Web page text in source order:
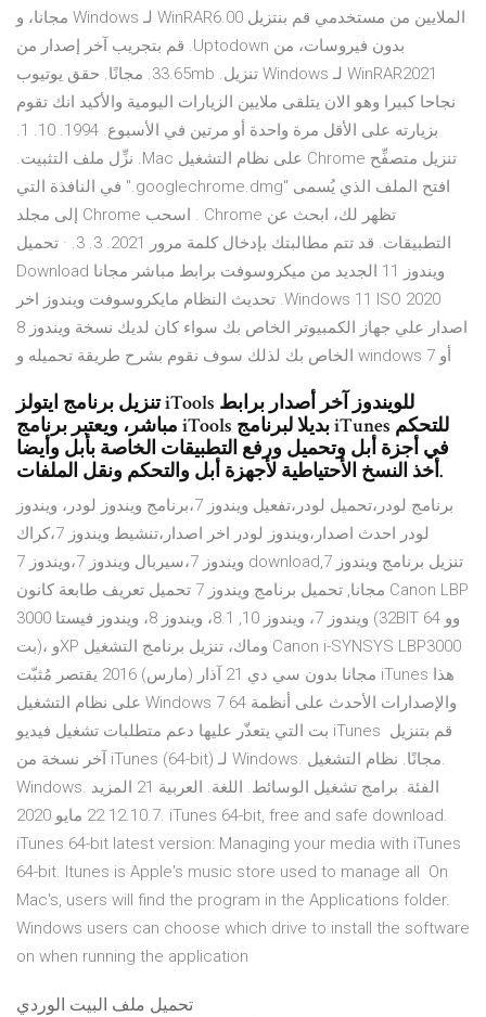
الملايين من مستخدمي ‫قم بنتزيل WinRAR6.00 لـ Windows مجانا، و
بدون فيروسات، من Uptodown. قم بتجريب آخر إصدار من
WinRAR2021 لـ Windows تنزيل. 33.65mb. مجانًا. حقق يوتيوب
نجاحا كبيرا وهو الان يتلقى ملايين الزيارات اليومية والأكيد انك تقوم
بزيارته على الأقل مرة واحدة أو مرتين في الأسبوع. 1994. 10. 1.
تنزيل متصفِّح Chrome على نظام التشغيل Mac. نزِّل ملف التثبيت.
افتح الملف الذي يُسمى "googlechrome.dmg." في النافذة التي
تظهر لك، ابحث عن Chrome . اسحب Chrome إلى مجلد
التطبيقات. قد تتم مطالبتك بإدخال كلمة مرور 2021. 3. 3. · تحميل
ويندوز 11 الجديد من ميكروسوفت برابط مباشر مجانا Download
Windows 11 ISO 2020. تحديث النظام مايكروسوفت ويندوز اخر
اصدار علي جهاز الكمبيوتر الخاص بك سواء كان لديك نسخة ويندوز 8
أو windows 7 الخاص بك لذلك سوف نقوم بشرح طريقة تحميله و
تنزيل برنامج ايتولز iTools للويندوز آخر أصدار برابط
مباشر، ويعتبر برنامج iTools بديلا لبرنامج iTunes للتحكم
في أجزة أبل وتحميل ورفع التطبيقات الخاصة بأبل وأيضا
أخذ النسخ الأحتياطية لأجهزة أبل والتحكم ونقل الملفات.
برنامج لودر،تحميل لودر،تفعيل ويندوز 7،برنامج ويندوز لودر، ويندوز
لودر احدث اصدار،ويندوز لودر اخر اصدار،تنشيط ويندوز 7،كراك
ويندوز 7،سيربال ويندوز 7،ويندوز 7 download,تنزيل برنامج ويندوز 7
مجانا, تحميل برنامج ويندوز 7 تحميل تعريف طابعة كانون Canon LBP
3000 ويندوز 7، ويندوز 10, 8.1، ويندوز 8، ويندوز فيستا (32BIT وو 64
بت)، وXP وماك، تنزيل برنامج التشغيل Canon i-SYNSYS LBP3000
مجانا بدون سي دي 21 آذار (مارس) 2016 يقتصر مُثبّت iTunes هذا
على نظام التشغيل Windows 7 والإصدارات الأحدث على أنظمة 64
بت التي يتعذّر عليها دعم متطلبات تشغيل فيديو iTunes قم بتنزيل
آخر نسخة من iTunes (64-bit) لـ Windows. مجانًا. نظام التشغيل.
Windows. الفئة. برامج تشغيل الوسائط. اللغة. العربية 21 المزيد
12.10.7 22 مايو 2020. iTunes 64-bit, free and safe download.
iTunes 64-bit latest version: Managing your media with iTunes
64-bit. Itunes is Apple's music store used to manage all On
Mac's, users will find the program in the Applications folder.
Windows users can choose which drive to install the software
on when running the application
تحميل ملف البيت الوردي